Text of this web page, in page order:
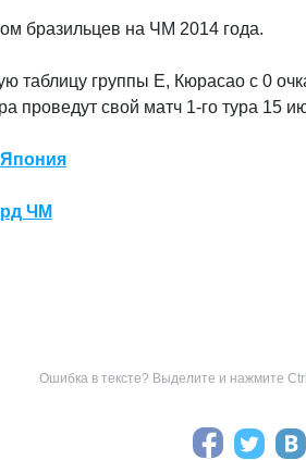
бразильцев на ЧМ 2014 года.
таблицу группы E, Кюрасао с 0
проведут свой матч 1-го тура 15
ЧМ
Ошибка в тексте? Выделите и нажмите